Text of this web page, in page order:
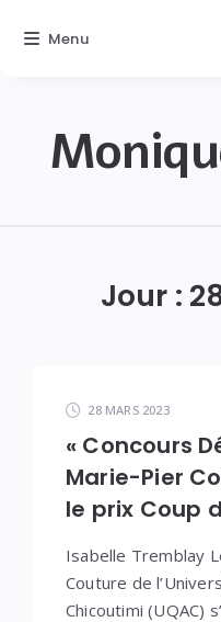
Jour :
28 MARS 2023
« Concours
Marie-Pier
le prix Coup
Isabelle Tremblay
Couture de
Chicoutimi (UQAC)
Menu